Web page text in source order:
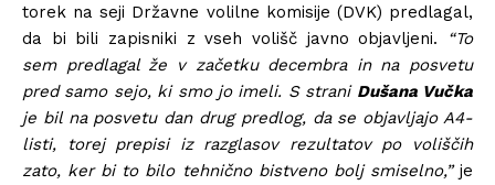
torek na seji Državne volilne komisije (DVK) predlagal,
da bi bili zapisniki z vseh volišč javno objavljeni.
“To
sem predlagal že v začetku decembra in na posvetu
pred samo sejo, ki smo jo imeli. S strani Dušana Vučka
je bil na posvetu dan drug predlog, da se objavljajo A4-
listi, torej prepisi iz razglasov rezultatov po voliščih
zato, ker bi to bilo tehnično bistveno bolj smiselno,”je